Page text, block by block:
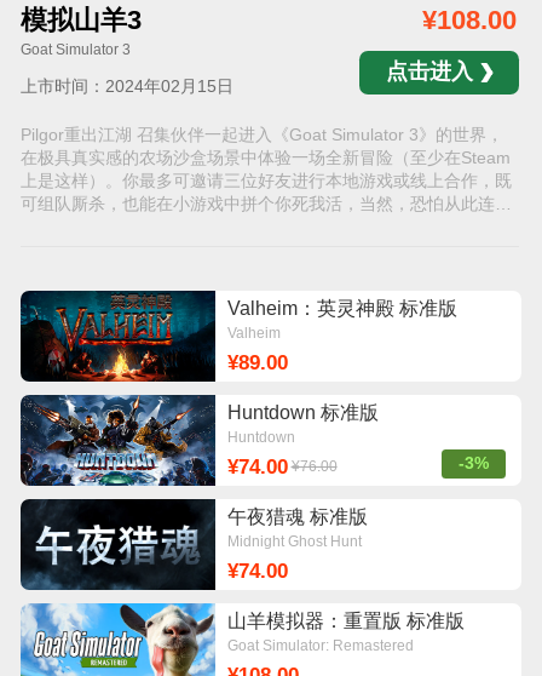
模拟山羊3
Goat Simulator 3
上市时间：2024年02月15日
¥108.00
点击进入
Pilgor重出江湖 召集伙伴一起进入《Goat Simulator 3》的世界，
在极具真实感的农场沙盒场景中体验一场全新冒险（至少在Steam
上是这样）。你最多可邀请三位好友进行本地游戏或线上合作，既
可组队厮杀，也能在小游戏中拼个你死我活，当然，恐怕从此连朋
Valheim：英灵神殿 标准版
Valheim
¥89.00
Huntdown 标准版
Huntdown
¥74.00 ¥76.00 -3%
午夜猎魂 标准版
Midnight Ghost Hunt
¥74.00
山羊模拟器：重置版 标准版
Goat Simulator: Remastered